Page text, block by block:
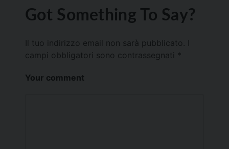
Got Something To Say?
Il tuo indirizzo email non sarà pubblicato.
campi obbligatori sono contrassegnati *
Your comment